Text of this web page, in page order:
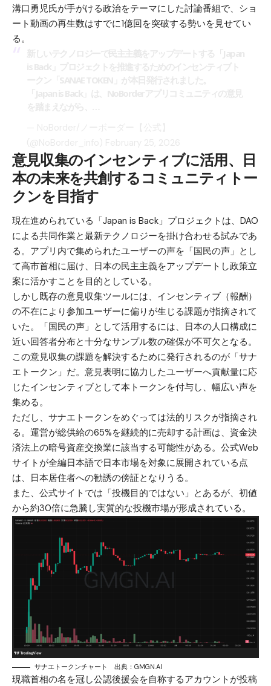
溝口勇児氏が手がける政治をテーマにした討論番組で、ショ
ート動画の再生数はすでに1億回を突破する勢いを見せてい
る。
意見収集のインセンティブに活用、日
本の未来を共創するコミュニティトー
クンを目指す
現在進められている「Japan is Back」プロジェクトは、DAO
による共同作業と最新テクノロジーを掛け合わせる試みであ
る。アプリ内で集められたユーザーの声を「国民の声」とし
て高市首相に届け、日本の民主主義をアップデートし政策立
案に活かすことを目的としている。
しかし既存の意見収集ツールには、インセンティブ（報酬）
の不在により参加ユーザーに偏りが生じる課題が指摘されて
いた。「国民の声」として活用するには、日本の人口構成に
近い回答者分布と十分なサンプル数の確保が不可欠となる。
この意見収集の課題を解決するために発行されるのが「サナ
エトークン」だ。意見表明に協力したユーザーへ貢献量に応
じたインセンティブとして本トークンを付与し、幅広い声を
集める。
ただし、サナエトークンをめぐっては法的リスクが指摘され
る。運営が総供給の65%を継続的に売却する計画は、資金決
済法上の暗号資産交換業に該当する可能性がある。公式Web
サイトが全編日本語で日本市場を対象に展開されている点
は、日本居住者への勧誘の傍証となりうる。
また、公式サイトでは「投機目的ではない」とあるが、初値
から約30倍に急騰し実質的な投機市場が形成されている。
サナエトークンチャート 出典： GMGN.AI
現職首相の名を冠し公認後援会を自称するアカウントが投稿